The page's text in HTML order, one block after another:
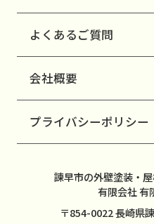
よくあるご質問
会社概要
プライバシーポリシー
諫早市の外壁塗装・
有限会社 有
〒854-0022 長崎県